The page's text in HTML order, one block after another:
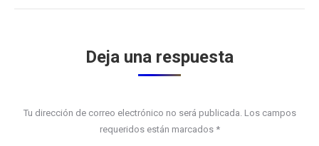
Deja una respuesta
Tu dirección de correo electrónico no será publicada. Los campos
requeridos están marcados *